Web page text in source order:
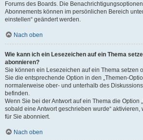
Forums des Boards. Die
Abonnements können im persönlichen Bereich
einstellen“ geändert werden.
Nach oben
Wie kann ich ein Lesezeichen auf ein Thema
abonnieren?
Sie können ein Lesezeichen auf ein Thema setzen
Sie die entsprechende Option in den „Themen-
normalerweise ober- und unterhalb des
befinden.
Wenn Sie bei der Antwort auf ein Thema die Option
sobald eine Antwort geschrieben wurde“
für Sie abonniert.
Nach oben